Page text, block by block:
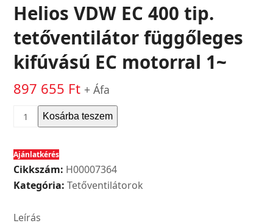
Helios VDW EC 400 tip.
tetőventilátor függőleges
kifúvású EC motorral 1~
897 655 Ft + Áfa
Helios
400
tip.
tetőventilátor
Kosárba teszem
Ajánlatkérés
Cikkszám: H00007364
Kategória: Tetőventilátorok
Leírás